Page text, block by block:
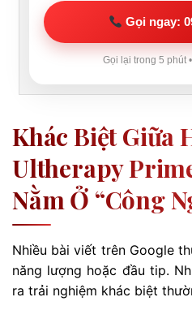
Gọi ngay:
Gọi lại trong 5 phút
Khác Biệt Giữa
Ultherapy
Nằm Ở “công
Nhiều bài viết trên Google
năng lượng hoặc đầu tip.
ra trải nghiệm khác biệt